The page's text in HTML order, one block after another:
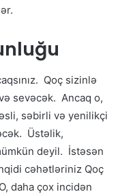
Qoç sizinlə
sevəcək. Ancaq o,
səbirli və yenilikçi
Üstəlik,
deyil. İstəsən
cəhətləriniz Qoç
daha çox incidən